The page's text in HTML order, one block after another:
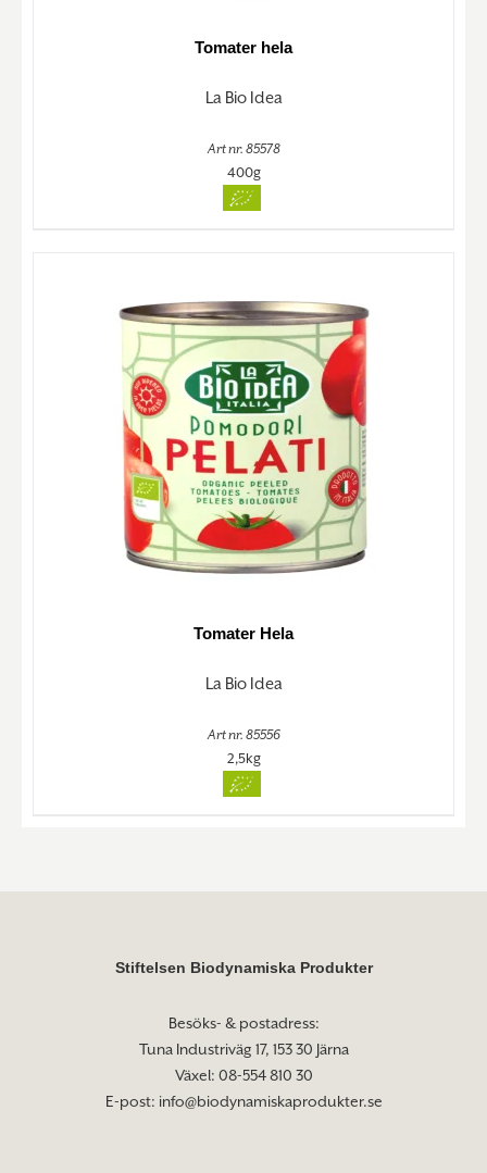
Tomater hela
La Bio Idea
Art nr. 85578
400g
Tomater Hela
La Bio Idea
Art nr. 85556
2,5kg
Stiftelsen Biodynamiska Produkter
Besöks- & postadress:
Tuna Industriväg 17, 153 30 Järna
Växel: 08-554 810 30
E-post: info@biodynamiskaprodukter.se